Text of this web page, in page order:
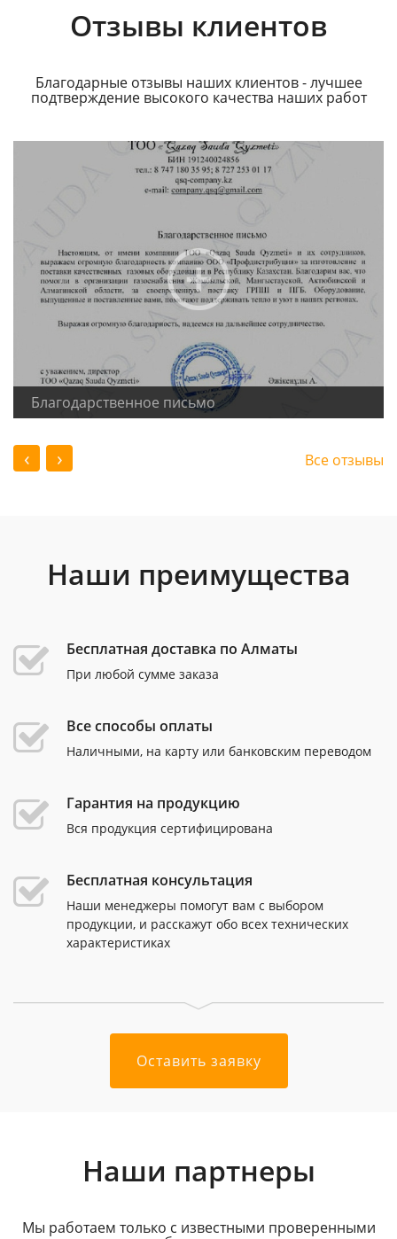
Отзывы клиентов
Благодарные отзывы наших клиентов - лучшее
подтверждение высокого качества наших работ
Благодарственное письмо
‹ › Все отзывы
Наши преимущества
Бесплатная доставка по Алматы
При любой сумме заказа
Все способы оплаты
Наличными, на карту или банковским переводом
Гарантия на продукцию
Вся продукция сертифицирована
Бесплатная консультация
Наши менеджеры помогут вам с выбором
продукции, и расскажут обо всех технических
характеристиках
Оставить заявку
Наши партнеры
Мы работаем только с известными проверенными